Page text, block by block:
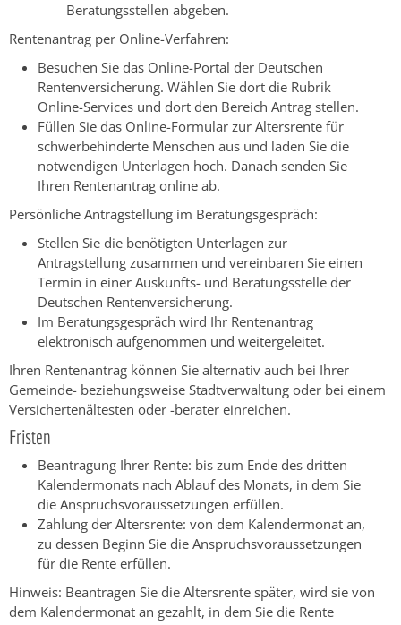
Beratungsstellen abgeben.
Rentenantrag per Online-Verfahren:
Besuchen Sie das Online-Portal der Deutschen
Rentenversicherung. Wählen Sie dort die Rubrik
Online-Services und dort den Bereich Antrag stellen.
Füllen Sie das Online-Formular zur Altersrente für
schwerbehinderte Menschen aus und laden Sie die
notwendigen Unterlagen hoch. Danach senden Sie
Ihren Rentenantrag online ab.
Persönliche Antragstellung im Beratungsgespräch:
Stellen Sie die benötigten Unterlagen zur
Antragstellung zusammen und vereinbaren Sie einen
Termin in einer Auskunfts- und Beratungsstelle der
Deutschen Rentenversicherung.
Im Beratungsgespräch wird Ihr Rentenantrag
elektronisch aufgenommen und weitergeleitet.
Ihren Rentenantrag können Sie alternativ auch bei Ihrer
Gemeinde- beziehungsweise Stadtverwaltung oder bei einem
Versichertenältesten oder -berater einreichen.
Fristen
Beantragung Ihrer Rente: bis zum Ende des dritten
Kalendermonats nach Ablauf des Monats, in dem Sie
die Anspruchsvoraussetzungen erfüllen.
Zahlung der Altersrente: von dem Kalendermonat an,
zu dessen Beginn Sie die Anspruchsvoraussetzungen
für die Rente erfüllen.
Hinweis: Beantragen Sie die Altersrente später, wird sie von
dem Kalendermonat an gezahlt, in dem Sie die Rente